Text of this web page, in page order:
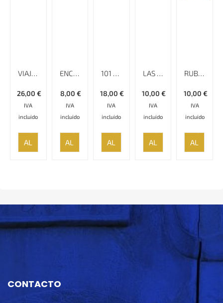
VIAJE AL INTERIOR DE PERSIA
€
26,00
IVA
incluido
AL
CARRITO
ENCUENTRO EN IRÁN
€
8,00
IVA
incluido
AL
CARRITO
101 POEMAS
€
18,00
IVA
incluido
AL
CARRITO
LAS SIETE PRINCESAS
€
10,00
IVA
incluido
AL
CARRITO
RUBAYAT
€
10,00
IVA
incluido
AL
CARRITO
CONTACTO